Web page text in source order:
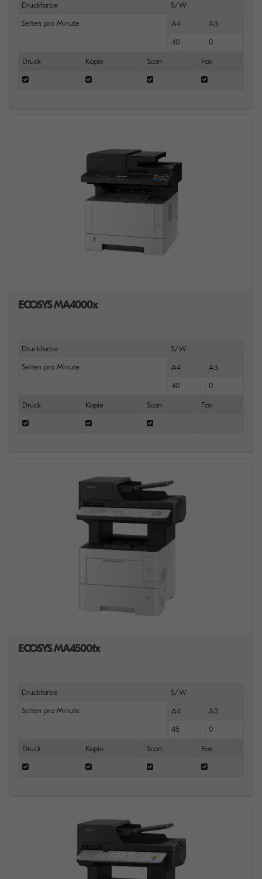
Druckfarbe S/W
Seiten pro Minute A4 A3
40 0
Druck Kopie Scan Fax
ECOSYS MA4000x
Druckfarbe S/W
Seiten pro Minute A4 A3
40 0
Druck Kopie Scan Fax
ECOSYS MA4500fx
Druckfarbe S/W
Seiten pro Minute A4 A3
45 0
Druck Kopie Scan Fax